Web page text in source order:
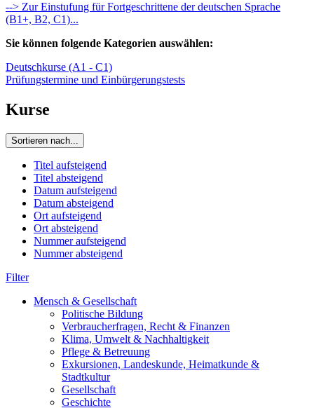
--> Zur Einstufung für Fortgeschrittene der deutschen Sprache
(B1+, B2, C1)...
Sie können folgende Kategorien auswählen:
Deutschkurse (A1 - C1)
Prüfungstermine und Einbürgerungstests
Kurse
Sortieren nach...
Titel aufsteigend
Titel absteigend
Datum aufsteigend
Datum absteigend
Ort aufsteigend
Ort absteigend
Nummer aufsteigend
Nummer absteigend
Filter
Mensch & Gesellschaft
Politische Bildung
Verbraucherfragen, Recht & Finanzen
Klima, Umwelt & Nachhaltigkeit
Pflege & Betreuung
Exkursionen, Landeskunde, Heimatkunde &
Stadtkultur
Gesellschaft
Geschichte